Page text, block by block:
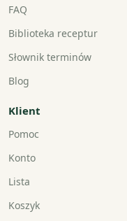
FAQ
Biblioteka receptur
Słownik terminów
Blog
Klient
Pomoc
Konto
Lista
Koszyk